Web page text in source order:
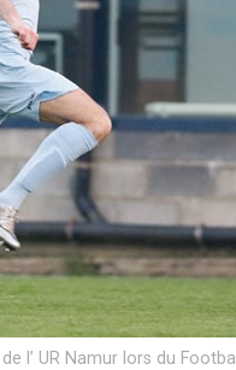
l’ UR Namur lors du Football